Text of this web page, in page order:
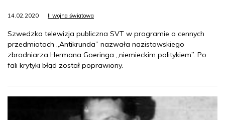
14.02.2020 II wojna światowa
Szwedzka telewizja publiczna SVT w programie o cennych
przedmiotach „Antikrunda” nazwała nazistowskiego
zbrodniarza Hermana Goeringa „niemieckim politykiem”. Po
fali krytyki błąd został poprawiony.